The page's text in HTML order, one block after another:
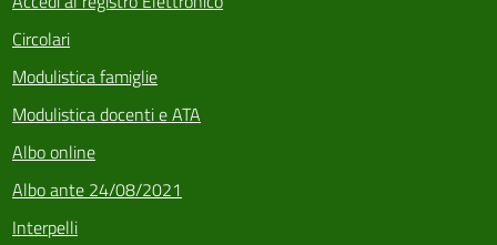
Circolari
Modulistica famiglie
Modulistica docenti e ATA
Albo online
Albo ante 24/08/2021
Interpelli